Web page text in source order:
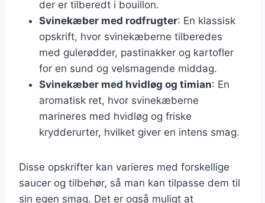
der er tilberedt i bouillon.
Svinekæber med rodfrugter: En klassisk
opskrift, hvor svinekæberne tilberedes
med gulerødder, pastinakker og kartofler
for en sund og velsmagende middag.
Svinekæber med hvidløg og timian: En
aromatisk ret, hvor svinekæberne
marineres med hvidløg og friske
krydderurter, hvilket giver en intens smag.
Disse opskrifter kan varieres med forskellige
saucer og tilbehør, så man kan tilpasse dem til
sin egen smag. Det er også muligt at